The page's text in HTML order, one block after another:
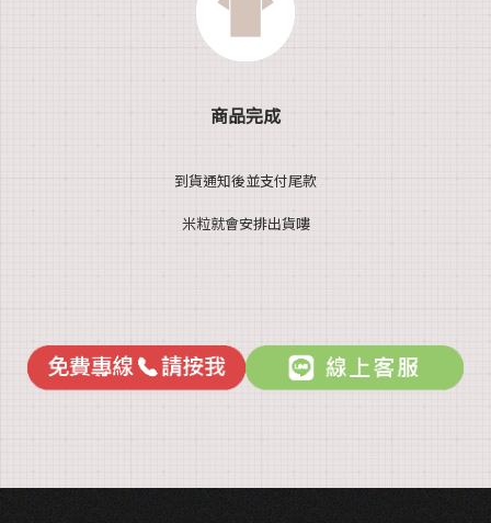
商品完成
到貨通知後並支付尾款
米粒就會安排出貨嘍